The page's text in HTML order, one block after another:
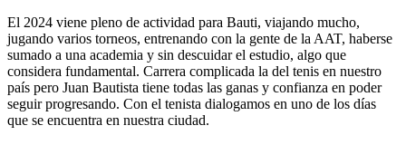
El 2024 viene pleno de actividad para Bauti, viajando mucho,
jugando varios torneos, entrenando con la gente de la AAT, haberse
sumado a una academia y sin descuidar el estudio, algo que
considera fundamental. Carrera complicada la del tenis en nuestro
país pero Juan Bautista tiene todas las ganas y confianza en poder
seguir progresando. Con el tenista dialogamos en uno de los días
que se encuentra en nuestra ciudad.